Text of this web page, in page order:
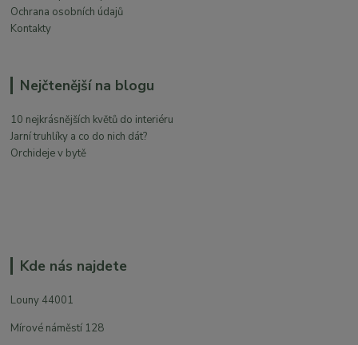
Ochrana osobních údajů
Kontakty
Nejčtenější na blogu
10 nejkrásnějších květů do interiéru
Jarní truhlíky a co do nich dát?
Orchideje v bytě
Kde nás najdete
Louny 44001
Mírové náměstí 128